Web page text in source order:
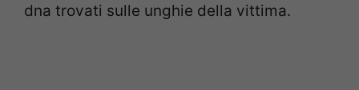
dna trovati sulle unghie della vittima.